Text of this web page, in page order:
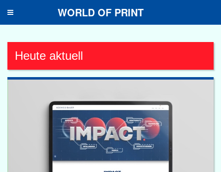
Toggle
WORLD OF PRINT
Heute aktuell